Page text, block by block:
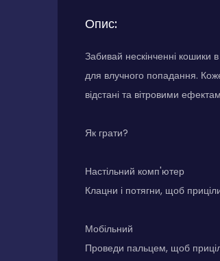
Опис:
Забивай нескінченні кошики
для влучного попадання.
відстані та вітровими
Як грати?
Настільний комп'ютер
Клацни і потягни, щоб
Мобільний
Проведи пальцем, щоб